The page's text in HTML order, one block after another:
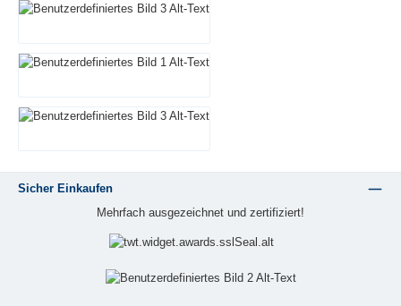
Sicher Einkaufen
Mehrfach ausgezeichnet und zertifiziert!